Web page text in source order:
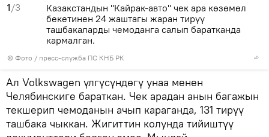
1/3
© Фото / пресс-служба ПС КНБ РК
Казакстандын "Кайрак-авто" чек ара көзөмөл
бекетинен 24 жаштагы жаран тирүү
ташбакаларды чемоданга салып баратканда
кармалган.
Ал Volkswagen үлгүсүндөгү унаа менен
Челябинскиге бараткан. Чек арадан анын багажын
текшерип чемоданын ачып караганда, 131 тирүү
ташбака чыккан. Жигиттин колунда тийиштүү